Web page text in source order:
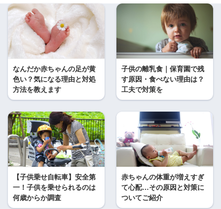
なんだか赤ちゃんの足が黄
色い？気になる理由と対処
方法を教えます
子供の離乳食｜保育園で残
す原因・食べない理由は？
工夫で対策を
【子供乗せ自転車】安全第
一！子供を乗せられるのは
何歳からか調査
赤ちゃんの体重が増えすぎ
て心配…その原因と対策に
ついてご紹介